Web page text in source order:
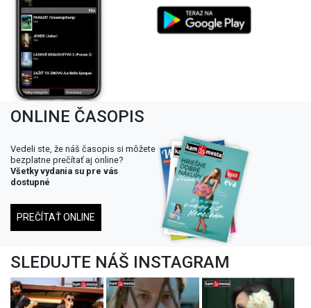
ONLINE ČASOPIS
Vedeli ste, že náš časopis si môžete
bezplatne prečítať aj online?
Všetky vydania su pre vás
dostupné
PREČÍTAŤ ONLINE
SLEDUJTE NÁŠ INSTAGRAM